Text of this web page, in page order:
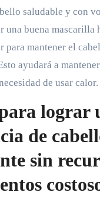
saludable y con
una buena mascarilla
para mantener el
ayudará a
de usar calor.
lograr
de
sin